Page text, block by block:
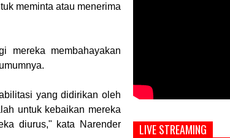
meminta atau menerima
mereka membahayakan
yang didirikan oleh
untuk kebaikan mereka
diurus," kata Narender
LIVE STREAMING